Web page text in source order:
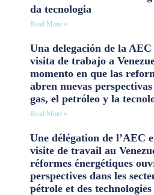
da tecnologia
Read More »
Una delegación de la
visita de trabajo a
momento en que las
abren nuevas
gas, el petróleo y la
Read More »
Une délégation de l’AEC
visite de travail au
réformes énergétiques
perspectives dans les
pétrole et des technologies